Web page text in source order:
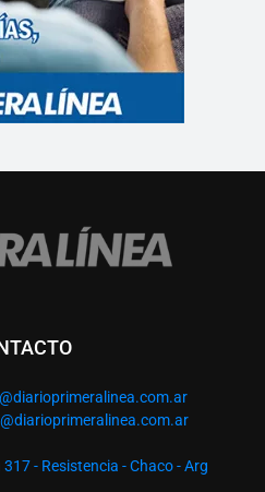
- Resistencia - Chaco - Arg